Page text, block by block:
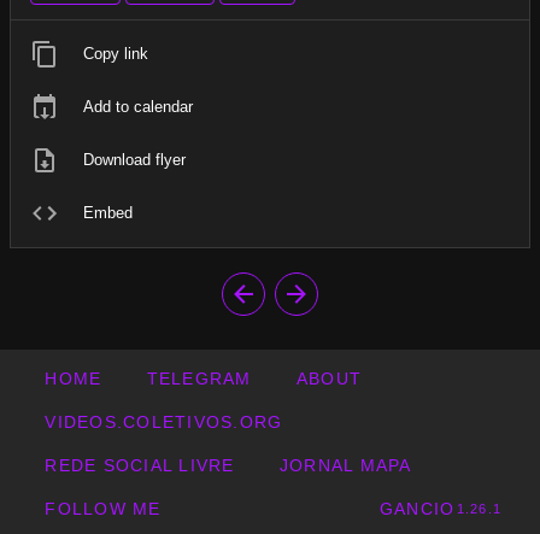
Copy link
Add to calendar
Download flyer
Embed
HOME TELEGRAM ABOUT
VIDEOS.COLETIVOS.ORG
REDE SOCIAL LIVRE JORNAL MAPA
FOLLOW ME GANCIO 1.26.1